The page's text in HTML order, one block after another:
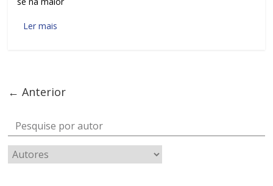
Ler mais
← Anterior
Pesquise por autor